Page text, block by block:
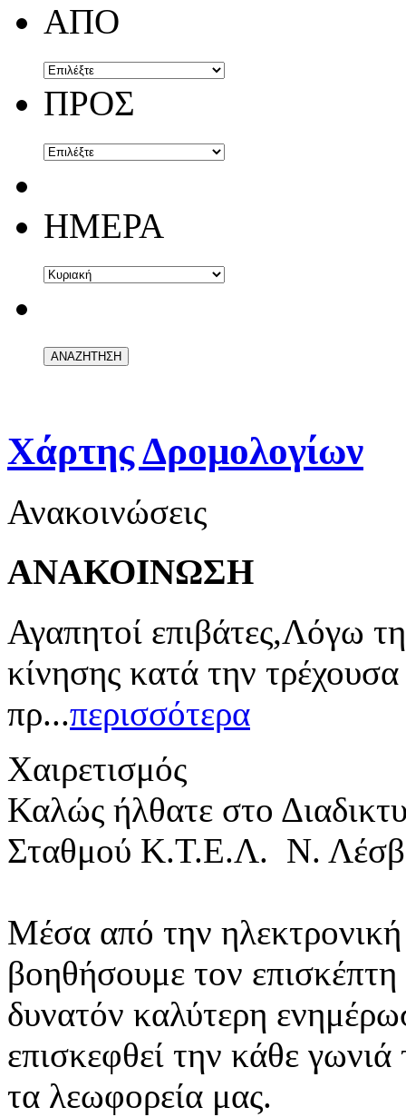
ΑΠΟ
ΠΡΟΣ
ΗΜΕΡΑ
Χάρτης Δρομολογίων
Ανακοινώσεις
ΑΝΑΚΟΙΝΩΣΗ
Αγαπητοί επιβάτες,Λόγω
κίνησης κατά την
πρ...περισσότερα
Χαιρετισμός
Καλώς ήλθατε στο
Σταθμού Κ.Τ.Ε.Λ. Ν.
Μέσα από την ηλεκτρονική
βοηθήσουμε τον
δυνατόν καλύτερη
επισκεφθεί την κάθε
τα λεωφορεία μας.